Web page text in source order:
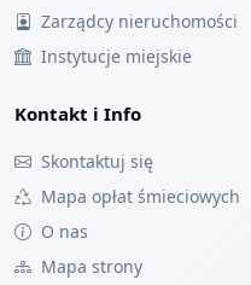
Zarządcy nieruchomości
Instytucje miejskie
Kontakt i Info
Skontaktuj się
Mapa opłat śmieciowych
O nas
Mapa strony